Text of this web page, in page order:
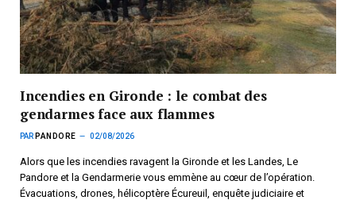
Incendies en Gironde : le combat des
gendarmes face aux flammes
PAR PANDORE 02/08/2026
Alors que les incendies ravagent la Gironde et les Landes, Le
Pandore et la Gendarmerie vous emmène au cœur de l’opération.
Évacuations, drones, hélicoptère Écureuil, enquête judiciaire et